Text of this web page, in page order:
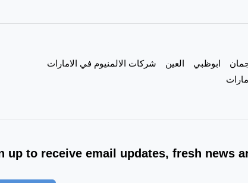
ابوظبي العين
شركات الالمنيوم في الامارات
up to receive email updates, fresh news